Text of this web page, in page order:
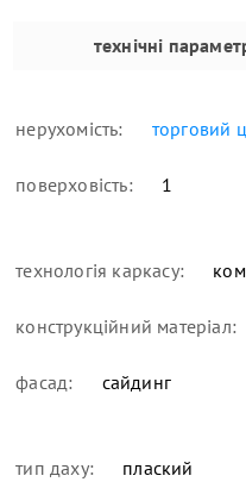
технічні
нерухомість: торговий
поверховість: 1
технологія каркасу:
конструкційний матеріал:
фасад: сайдинг
тип даху: плаский